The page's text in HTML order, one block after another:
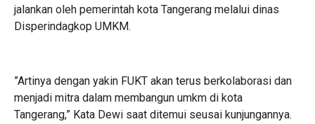
jalankan oleh pemerintah kota Tangerang melalui dinas
Disperindagkop UMKM.
‎”Artinya dengan yakin FUKT akan terus berkolaborasi dan
menjadi mitra dalam membangun umkm di kota
Tangerang,” Kata Dewi saat ditemui seusai kunjungannya.